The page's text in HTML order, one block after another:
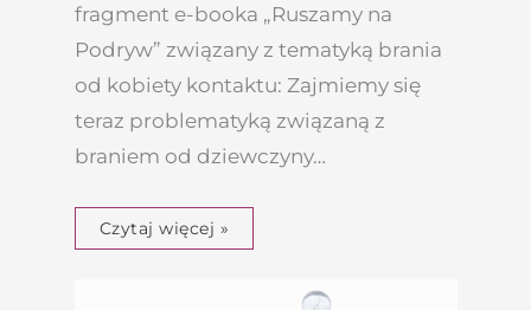
fragment e-booka „Ruszamy na
Podryw” związany z tematyką brania
od kobiety kontaktu: Zajmiemy się
teraz problematyką związaną z
braniem od dziewczyny…
Czytaj więcej »